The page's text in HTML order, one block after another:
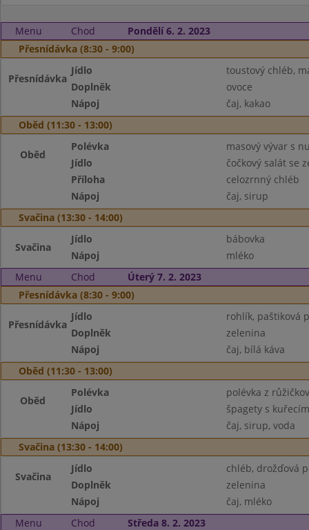
Menu Chod
Pondělí 6. 2. 2023
Přesnídávka (8:30 - 9:00)
Přesnídávka
Jídlo
toustový chléb,
Doplněk
ovoce
Nápoj
čaj, kakao
Oběd (11:30 - 13:00)
Oběd
Polévka
masový vývar s
Jídlo
čočkový salát se
Příloha
celozrnný chléb
Nápoj
čaj, sirup
Svačina (13:30 - 14:00)
Svačina
Jídlo
bábovka
Nápoj
mléko
Menu
Chod
Úterý 7. 2. 2023
Přesnídávka (8:30 - 9:00)
Přesnídávka
Jídlo
rohlík, paštiková
Doplněk
zelenina
Nápoj
čaj, bílá káva
Oběd (11:30 - 13:00)
Oběd
Polévka
polévka z
Jídlo
špagety s
Nápoj
čaj, sirup, voda
Svačina (13:30 - 14:00)
Svačina
Jídlo
chléb, drožďová
Doplněk
zelenina
Nápoj
čaj, mléko
Menu
Chod
Středa 8. 2. 2023